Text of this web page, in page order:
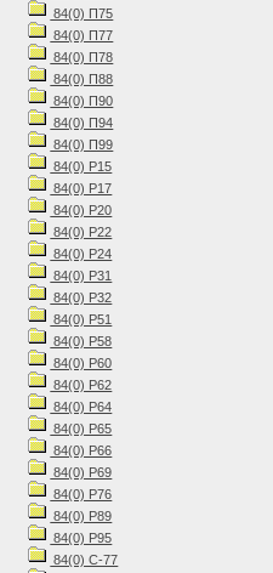
84(0) П75
84(0) П77
84(0) П78
84(0) П88
84(0) П90
84(0) П94
84(0) П99
84(0) Р15
84(0) Р17
84(0) Р20
84(0) Р22
84(0) Р24
84(0) Р31
84(0) Р32
84(0) Р51
84(0) Р58
84(0) Р60
84(0) Р62
84(0) Р64
84(0) Р65
84(0) Р66
84(0) Р69
84(0) Р76
84(0) Р89
84(0) Р95
84(0) С-77